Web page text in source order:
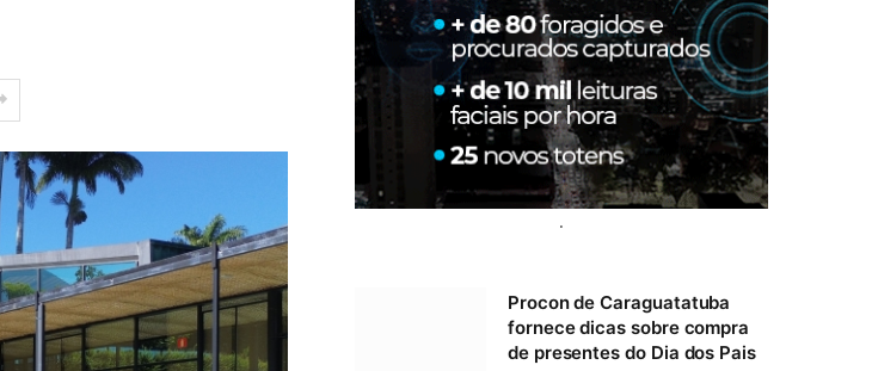
.
Procon de Caraguatatuba
fornece dicas sobre compra
de presentes do Dia dos Pais